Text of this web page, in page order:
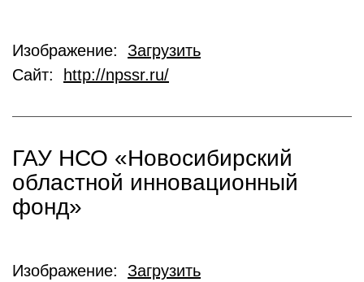
Изображение: Загрузить
Сайт:
http://npssr.ru/
ГАУ НСО «Новосибирский
областной инновационный
фонд»
Изображение: Загрузить